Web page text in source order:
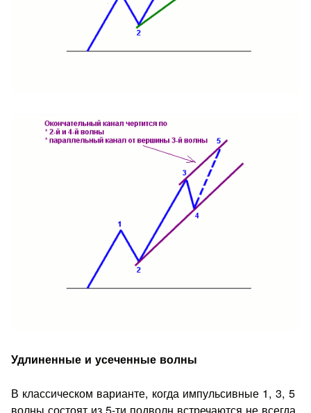
Удлиненные и усеченные волны
В классическом варианте, когда импульсивные 1, 3, 5